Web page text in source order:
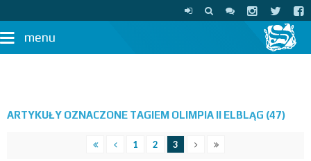
menu
ARTYKUŁY OZNACZONE TAGIEM OLIMPIA II ELBLĄG (47)
1 2 3